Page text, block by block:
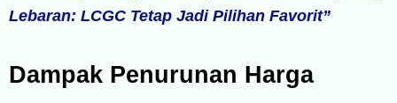
Lebaran: LCGC Tetap Jadi Pilihan Favorit”
Dampak Penurunan Harga